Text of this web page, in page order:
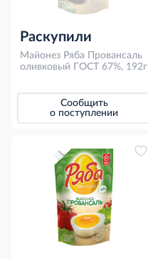
Раскупили
Майонез Ряба Провансаль
оливковый ГОСТ 67%, 192г
Сообщить
о поступлении